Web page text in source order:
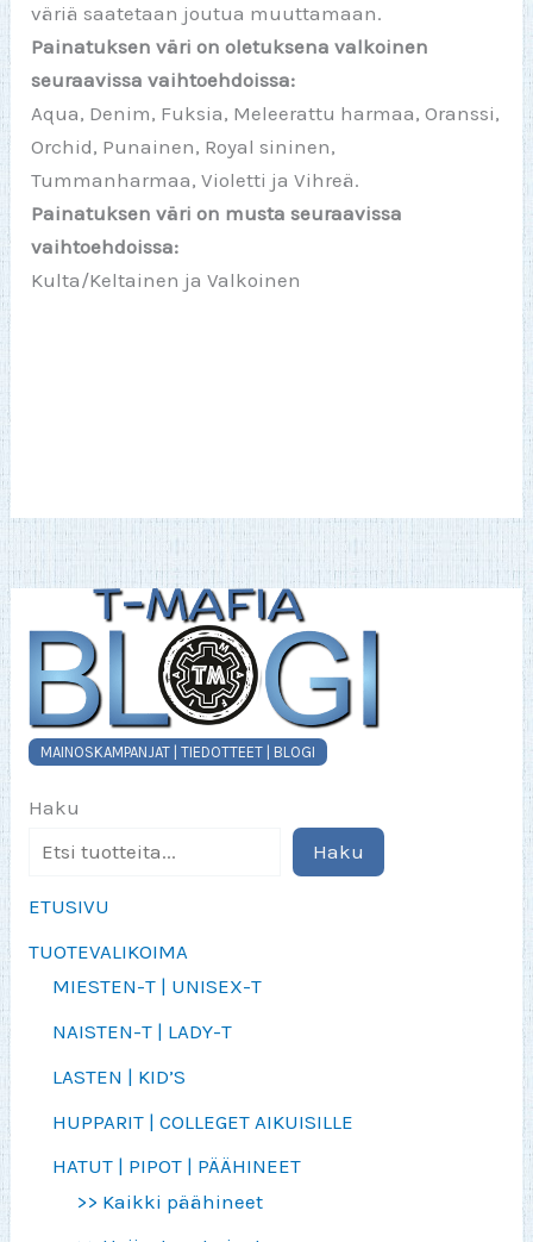
MAINOSKAMPANJAT | TIEDOTTEET | BLOGI
Haku
Haku
ETUSIVU
TUOTEVALIKOIMA
MIESTEN-T | UNISEX-T
NAISTEN-T | LADY-T
LASTEN | KID’S
HUPPARIT | COLLEGET AIKUISILLE
HATUT | PIPOT | PÄÄHINEET
>> Kaikki päähineet
väriä saatetaan joutua muuttamaan.
Painatuksen väri on oletuksena valkoinen
seuraavissa vaihtoehdoissa:
Aqua, Denim, Fuksia, Meleerattu harmaa, Oranssi,
Orchid, Punainen, Royal sininen,
Tummanharmaa, Violetti ja Vihreä.
Painatuksen väri on musta seuraavissa
vaihtoehdoissa:
Kulta/Keltainen ja Valkoinen